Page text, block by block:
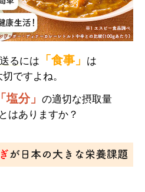
るには 「食事」
は
ですよね。
塩分」 の適切な摂取量
はありますか？